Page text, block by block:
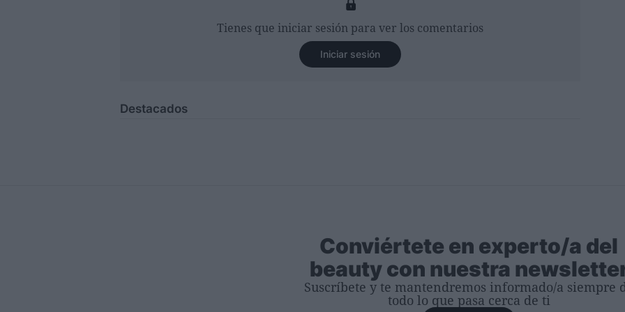
Tienes que iniciar sesión para ver los comentarios
Iniciar sesión
Destacados
Conviértete en experto/a del
beauty con nuestra
Suscríbete y te mantendremos informado/a siempre
todo lo que pasa cerca de ti